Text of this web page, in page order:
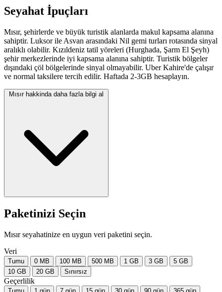
Seyahat İpuçları
Mısır, şehirlerde ve büyük turistik alanlarda makul kapsama alanına
sahiptir. Luksor ile Asvan arasındaki Nil gemi turları rotasında sinyal
aralıklı olabilir. Kızıldeniz tatil yöreleri (Hurghada, Şarm El Şeyh)
şehir merkezlerinde iyi kapsama alanına sahiptir. Turistik bölgeler
dışındaki çöl bölgelerinde sinyal olmayabilir. Uber Kahire'de çalışır
ve normal taksilere tercih edilir. Haftada 2-3GB hesaplayın.
Mısır hakkinda daha fazla bilgi al
Paketinizi Seçin
Mısır seyahatinize en uygun veri paketini seçin.
Veri
Tumu 0 MB 100 MB 500 MB 1 GB 3 GB
5 GB
10 GB
20 GB Sınırsız
Geçerlilik